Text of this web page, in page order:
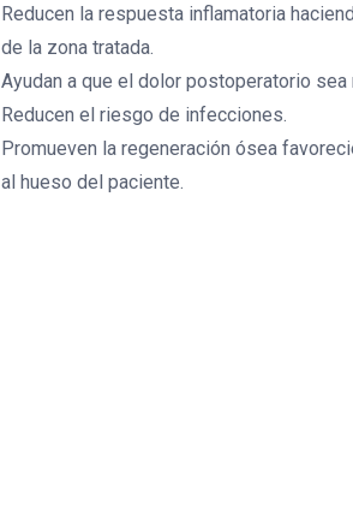
Reducen la respuesta inflamatoria
de la zona tratada.
Ayudan a que el dolor postoperatorio
Reducen el riesgo de infecciones.
Promueven la regeneración ósea
al hueso del paciente.